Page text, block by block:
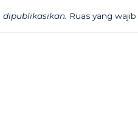
Ruas yang